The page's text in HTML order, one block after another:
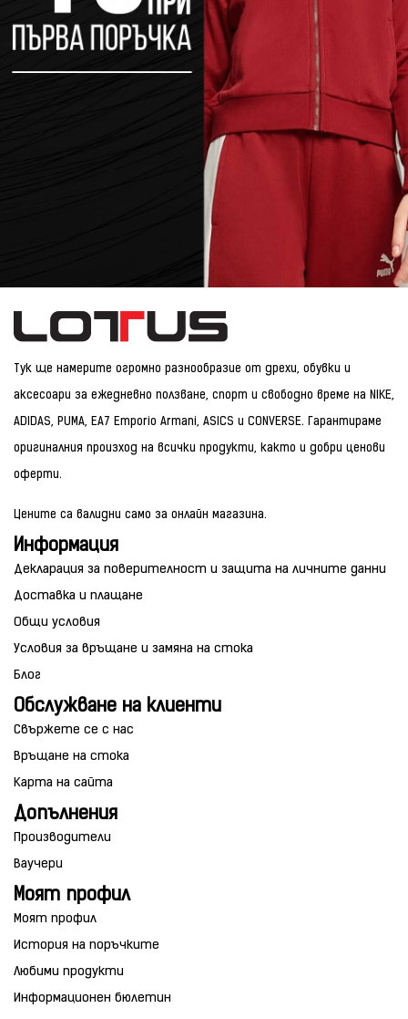
Тук ще намерите огромно разнообразие от дрехи, обувки и
аксесоари за ежедневно ползване, спорт и свободно време на NIKE,
ADIDAS, PUMA, EA7 Emporio Armani, ASICS и CONVERSE. Гарантираме
оригиналния произход на всички продукти, както и добри ценови
оферти.
Цените са валидни само за онлайн магазина.
Информация
Декларация за поверителност и защита на личните данни
Доставка и плащане
Общи условия
Условия за връщане и замяна на стока
Блог
Обслужване на клиенти
Свържете се с нас
Връщане на стока
Карта на сайта
Допълнения
Производители
Ваучери
Моят профил
Моят профил
История на поръчките
Любими продукти
Информационен бюлетин